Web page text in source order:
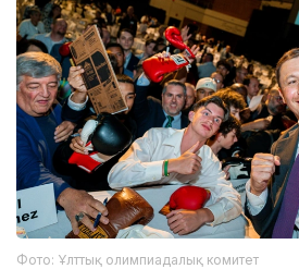
Фото: Ұлттық олимпиадалық комитет